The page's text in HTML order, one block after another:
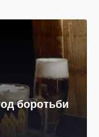
боротьби